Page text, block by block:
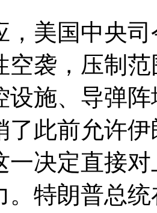
，美国中央
空袭，压制
设施、导弹
了此前允许
一决定直接
。特朗普总